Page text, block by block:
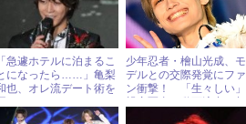
「急遽ホテルに泊まるこ
になったら……」亀梨
也、オレ流デート術を
少年忍者・檜山光成、モ
デルとの交際発覚にファ
ン衝撃！ 「生々しい」
手とは？ « ジャニーズ研